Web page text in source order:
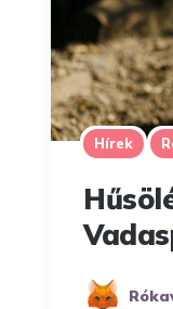
Hírek